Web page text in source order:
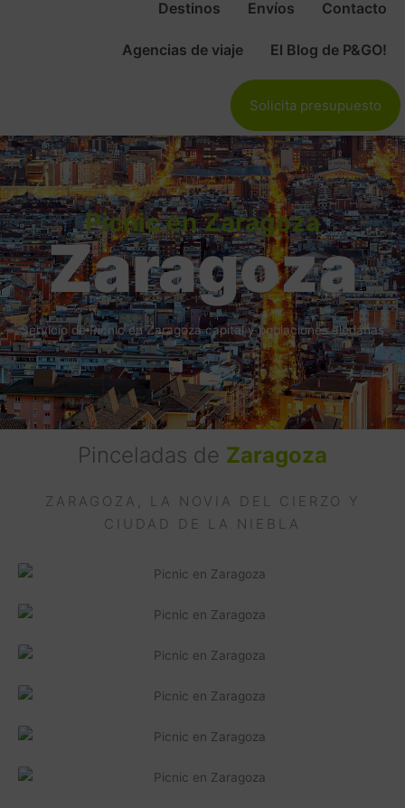
Destinos Envíos Contacto
Agencias de viaje El Blog de P&GO!
Solicita presupuesto
Picnic en Zaragoza
Zaragoza
Servicio de Picnic en Zaragoza capital y poblaciones aledañas
Pinceladas de Zaragoza
ZARAGOZA, LA NOVIA DEL CIERZO Y
CIUDAD DE LA NIEBLA